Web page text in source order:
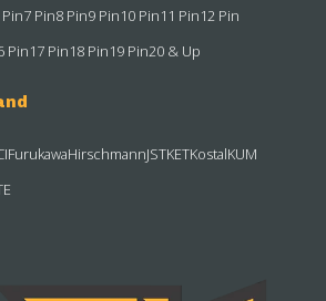
Pin7 Pin8 Pin9 Pin10 Pin11 Pin12 Pin
Pin17 Pin18 Pin19 Pin20 & Up
FurukawaHirschmannJSTKETKostalKUM